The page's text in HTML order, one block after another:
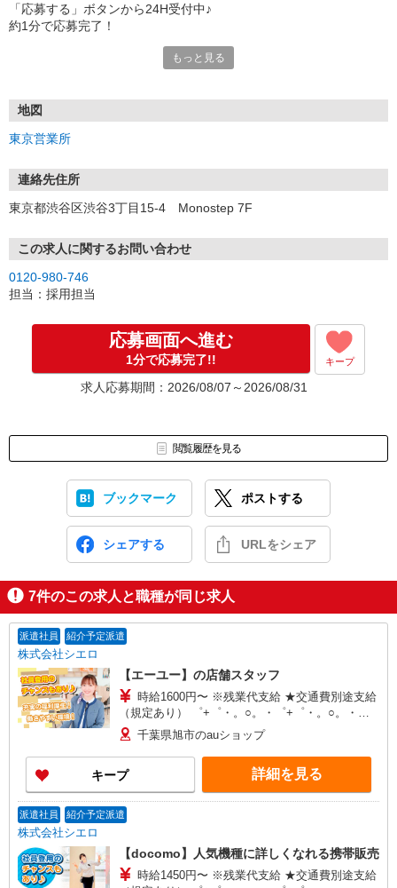
「応募する」ボタンから24H受付中♪
約1分で応募完了！
①応募から3営業日を目安に、メールorお電話でご連絡します。
★スマホでWEB面接（LINEなど）・出張面接・事務所面接と選べま
す
③面接実施（履歴書不要）
※ご希望があれば、職場見学の調整もOKです！
お気軽にご応募ください♪
もっと見る
地図
東京営業所
連絡先住所
東京都渋谷区渋谷3丁目15-4 Monostep 7F
この求人に関するお問い合わせ
0120-980-746
担当：採用担当
応募画面へ進む
1分で応募完了!! キープ
求人応募期間：2026/08/07～2026/08/31
閲覧履歴を見る
ブックマーク ポストする
シェアする URLをシェア
7件のこの求人と職種が同じ求人
派遣社員 紹介予定派遣
株式会社シエロ
【エーユー】の店舗スタッフ
時給1600円〜 ※残業代支給 ★交通費別途支給
（規定あり） ゜+゜・。○。・゜+゜・。○。・゜
+゜ 入社祝い金10万円支給(規定有) お友達を紹介
頂くと, インセンティブ支給(規定有) ★月2回払
い・週払い可能（規程有）★ ゜・。○。・゜
+゜・。○。・゜+゜
千葉県旭市のauショップ
キープ 詳細を見る
派遣社員 紹介予定派遣
株式会社シエロ
【docomo】人気機種に詳しくなれる携帯販売
時給1450円〜 ※残業代支給 ★交通費別途支給